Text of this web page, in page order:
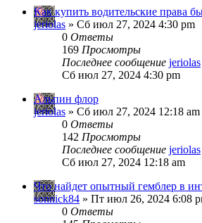
Как купить водительские права
jeriolas » Сб июл 27, 2024 4:30 pm
0 Ответы
169 Просмотры
Последнее сообщение jeriolas
Сб июл 27, 2024 4:30 pm
Альпин флор
jeriolas » Сб июл 27, 2024 12:18 am
0 Ответы
142 Просмотры
Последнее сообщение jeriolas
Сб июл 27, 2024 12:18 am
Что найдет опытный гемблер в
sonnick84 » Пт июл 26, 2024 6:08
0 Ответы